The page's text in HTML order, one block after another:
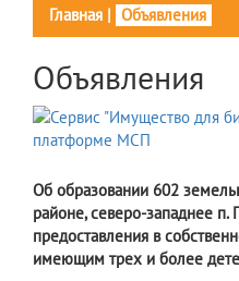
Главная | Объявления
Объявления
Об образовании 602
районе, северо-западнее п.
предоставления в
имеющим трех и более